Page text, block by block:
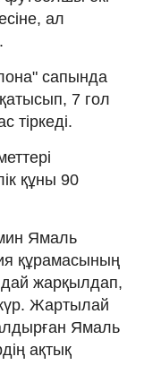
ал
сапында
7 гол
тіркеді.
құны 90
Ямаль
құрамасының
жарқылдап,
Жартылай
Ямаль
ақтық